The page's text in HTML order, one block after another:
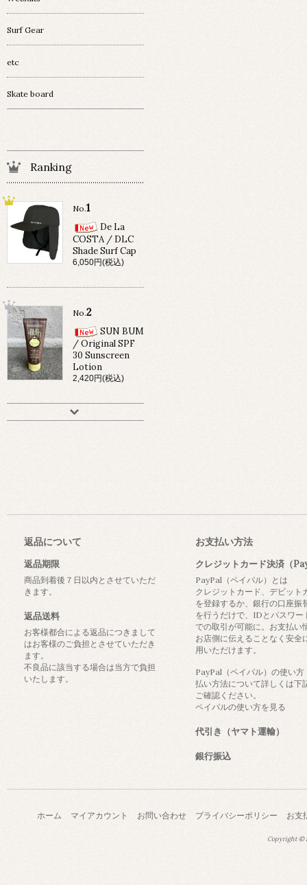
Surf Gear
etc
Skate board
Ranking
No.1
De La
COSTA / DLC
Shade Surf Cap
6,050円(税込)
No.2
SUN BUM
/ Original SPF
30 Sunscreen
Lotion
2,420円(税込)
返品について
返品期限
商品到着後７日以内とさせていただ
きます。
返品送料
お客様都合による返品につきまして
はお客様のご負担とさせていただき
ます。
不良品に該当する場合は当方で負担
いたします。
お支払い方法
クレジットカード決済（
PayPal（ペイパル）とは
クレジットカード、デビット
を登録するか、銀行の口座振
を行うだけで、IDとパスワー
での取引が可能に。お支払い
お店側に伝えることなく安全
用いただけます。
PayPal（ペイパル）の使い方
払い方法について詳しくは下
ご確認ください。
ペイパルの使い方を見る
代引き（ヤマト運輸）
銀行振込
ホーム マイアカウント お問い合わせ プライバシーポリシー お支
Copyright ©